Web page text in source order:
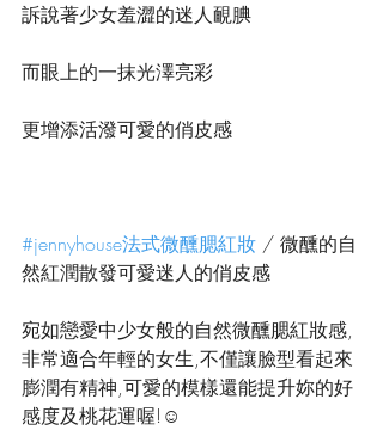
訴說著少女羞澀的迷人靦腆
而眼上的一抹光澤亮彩
更增添活潑可愛的俏皮感
#jennyhouse法式微醺腮紅妝 / 微醺的自
然紅潤散發可愛迷人的俏皮感
宛如戀愛中少女般的自然微醺腮紅妝感,
非常適合年輕的女生,不僅讓臉型看起來
膨潤有精神,可愛的模樣還能提升妳的好
感度及桃花運喔!☺️